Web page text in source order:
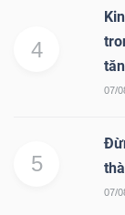
4
07/
5
07/